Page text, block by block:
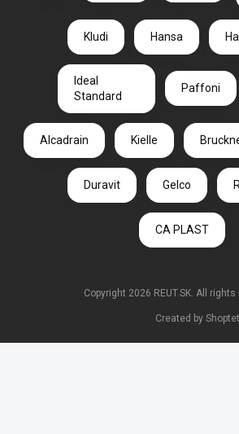
Kludi Hansa
Ideal
Standard
Paffoni
Alcadrain Kielle
Duravit Gelco
CA PLAST
Created by Shoptet
Copyright 2026 REUT.SK. All rights